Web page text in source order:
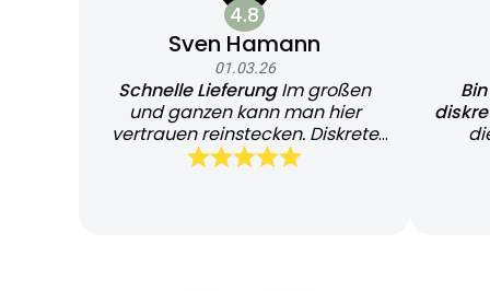
4.8
Sven Hamann
01.03.26
Schnelle LieferungIm großen
und ganzen kann man hier
vertrauen reinstecken. Diskrete
und schnelle Lieferung